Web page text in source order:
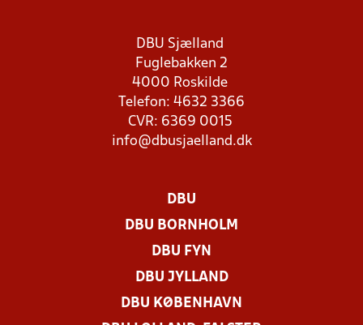
DBU Sjælland
Fuglebakken 2
4000 Roskilde
Telefon: 4632 3366
CVR: 6369 0015
info@dbusjaelland.dk
DBU
DBU BORNHOLM
DBU FYN
DBU JYLLAND
DBU KØBENHAVN